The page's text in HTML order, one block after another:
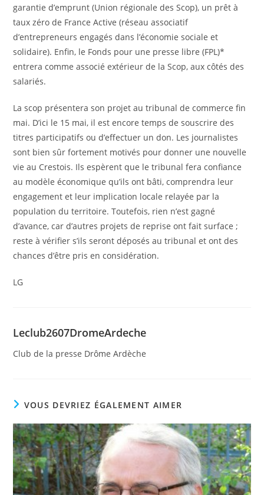
garantie d’emprunt (Union régionale des Scop), un prêt à
taux zéro de France Active (réseau associatif
d’entrepreneurs engagés dans l’économie sociale et
solidaire). Enfin, le Fonds pour une presse libre (FPL)*
entrera comme associé extérieur de la Scop, aux côtés des
salariés.
La scop présentera son projet au tribunal de commerce fin
mai. D’ici le 15 mai, il est encore temps de souscrire des
titres participatifs ou d’effectuer un don. Les journalistes
sont bien sûr fortement motivés pour donner une nouvelle
vie au Crestois. Ils espèrent que le tribunal fera confiance
au modèle économique qu’ils ont bâti, comprendra leur
engagement et leur implication locale relayée par la
population du territoire. Toutefois, rien n’est gagné
d’avance, car d’autres projets de reprise ont fait surface ;
reste à vérifier s’ils seront déposés au tribunal et ont des
chances d’être pris en considération.
LG
Leclub2607DromeArdeche
Club de la presse Drôme Ardèche
VOUS DEVRIEZ ÉGALEMENT AIMER